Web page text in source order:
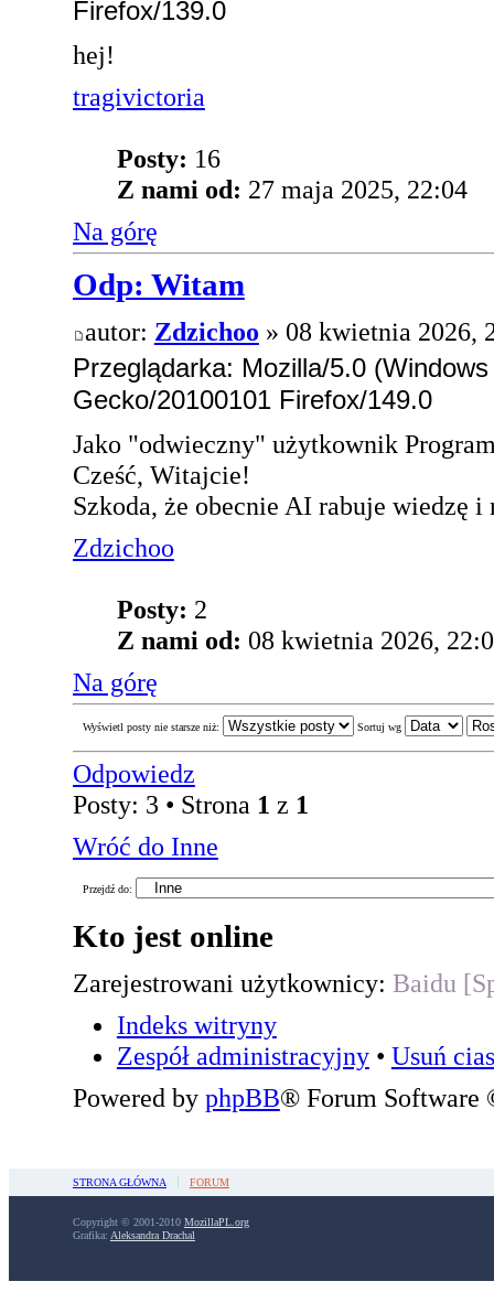
Firefox/139.0
hej!
tragivictoria
Posty: 16
Z nami od: 27 maja 2025, 22:04
Na górę
Odp: Witam
autor: Zdzichoo » 08 kwietnia 2026,
Przeglądarka: Mozilla/5.0
Gecko/20100101 Firefox/149.0
Jako "odwieczny" użytkownik
Cześć, Witajcie!
Szkoda, że obecnie AI rabuje wiedzę
Zdzichoo
Posty: 2
Z nami od: 08 kwietnia 2026,
Na górę
Wyświetl posty nie starsze niż: Sortuj wg
Odpowiedz
Posty: 3 • Strona 1 z 1
Wróć do Inne
Przejdź do:
Kto jest online
Zarejestrowani użytkownicy: Baidu
Indeks witryny
Zespół administracyjny• Usuń
Powered by phpBB® Forum Software
STRONA GŁÓWNA FORUM
Copyright © 2001-2010 MozillaPL.org
Grafika: Aleksandra Drachal